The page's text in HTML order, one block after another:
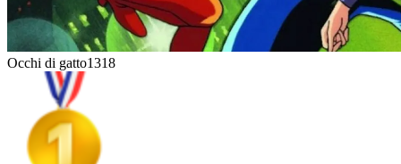
Occhi di gatto1318